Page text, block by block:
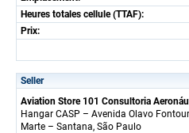
Heures totales cellule (TTAF):
Prix:
Seller
Aviation Store 101 Consultoria
Hangar CASP – Avenida Olavo
Marte – Santana, São Paulo